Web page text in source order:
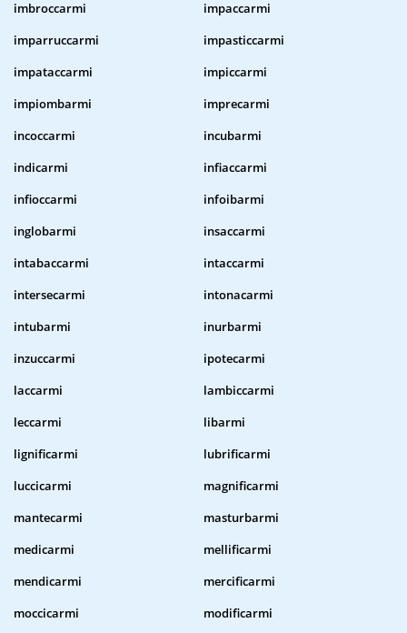
imbroccarmi
impaccarmi
imparruccarmi
impasticcarmi
impataccarmi
impiccarmi
impiombarmi
imprecarmi
incoccarmi
incubarmi
indicarmi
infiaccarmi
infioccarmi
infoibarmi
inglobarmi
insaccarmi
intabaccarmi
intaccarmi
intersecarmi
intonacarmi
intubarmi
inurbarmi
inzuccarmi
ipotecarmi
laccarmi
lambiccarmi
leccarmi
libarmi
lignificarmi
lubrificarmi
luccicarmi
magnificarmi
mantecarmi
masturbarmi
medicarmi
mellificarmi
mendicarmi
mercificarmi
moccicarmi
modificarmi